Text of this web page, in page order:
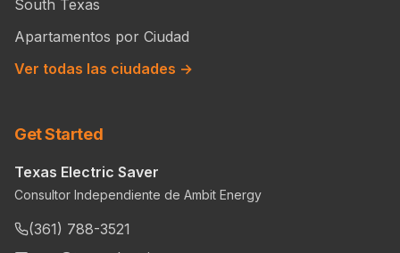
Apartamentos por Ciudad
Ver todas las ciudades →
Consultor Independiente de Ambit Energy
(361) 788-3521
save@texaselectricsaver.com